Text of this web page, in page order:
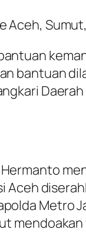
Aceh,
bantuan
Metro